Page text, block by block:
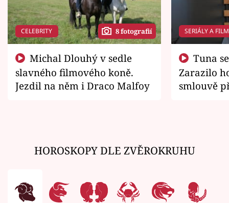
CELEBRITY 8 fotografií
slavného filmového koně.
Jezdil na něm i Draco Malfoy
SERIÁLY A
Zarazilo
smlouvě
HOROSKOPY DLE ZVĚROKRUHU